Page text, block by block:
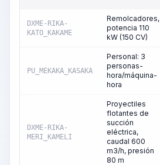
DXME-RIKA-
KATO_KAKAME
Remolcadores,
potencia 110
kW (150 CV)
PU_MEKAKA_KASAKA
Personal: 3
personas-
hora/máquina-
hora
DXME-RIKA-
MERI_KAMELI
Proyectiles
flotantes de
succión
eléctrica,
caudal 600
m3/h, presión
80 m